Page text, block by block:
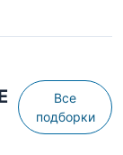
Все
подборки